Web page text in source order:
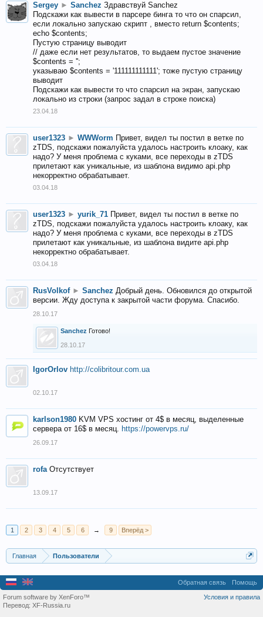
Sergey ► Sanchez Здравствуй Sanchez
Подскажи как вывести в парсере бинга то что он спарсил,
если локально запускаю скрипт , вместо return $contents;
echo $contents;
Пустую страницу выводит
// даже если нет результатов, то выдаем пустое значение
$contents = '';
указываю $contents = '111111111111'; тоже пустую страницу
выводит
Подскажи как вывести то что спарсил на экран, запускаю
локально из строки (запрос задал в строке поиска)
23.04.18
user1323 ► WWWorm Привет, видел ты постил в ветке по
zTDS, подскажи пожалуйста удалось настроить клоаку, как
надо? У меня проблема с куками, все переходы в zTDS
прилетают как уникальные, из шаблона видимо api.php
некорректно обрабатывает.
03.04.18
user1323 ► yurik_71 Привет, видел ты постил в ветке по
zTDS, подскажи пожалуйста удалось настроить клоаку, как
надо? У меня проблема с куками, все переходы в zTDS
прилетают как уникальные, из шаблона видите api.php
некорректно обрабатывает.
03.04.18
RusVolkof ► Sanchez Добрый день. Обновился до открытой
версии. Жду доступа к закрытой части форума. Спасибо.
28.10.17
Sanchez Готово!
28.10.17
IgorOrlov http://colibritour.com.ua
02.10.17
karlson1980 KVM VPS хостинг от 4$ в месяц, выделенные
сервера от 16$ в месяц. https://powervps.ru/
26.09.17
rofa Отсутствует
13.09.17
1 2 3 4 5 6 → 9 Вперёд >
Главная Пользователи
Обратная связь Помощь
Условия и правила
Forum software by XenForo™
Перевод: XF-Russia.ru